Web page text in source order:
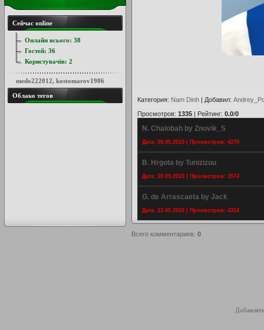
Категория: Nam Dinh | Добавил:
Просмотров: 1335 | Рейтинг: 0.0/0
N. Chalobah by Znovik_S
Дата: 09.05.2015 | Просмотров: 4270
B. Hrgota by Tunizizou
Дата: 19.05.2015 | Просмотров: 3574
G. de Arrascaeta by Jack
Дата: 23.05.2015 | Просмотров: 4314
Всего комментариев: 0
Сейчас online
Онлайн всього: 38
Гостей: 36
Користувачів: 2
medo222012, kostomarov1986
Облако тегов